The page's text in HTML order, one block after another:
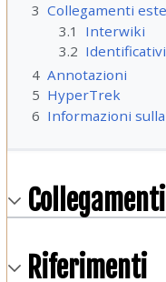
3 Collegamenti
3.1
Interwiki
3.2
4 Annotazioni
5 HyperTrek
6 Informazioni
Riferimenti